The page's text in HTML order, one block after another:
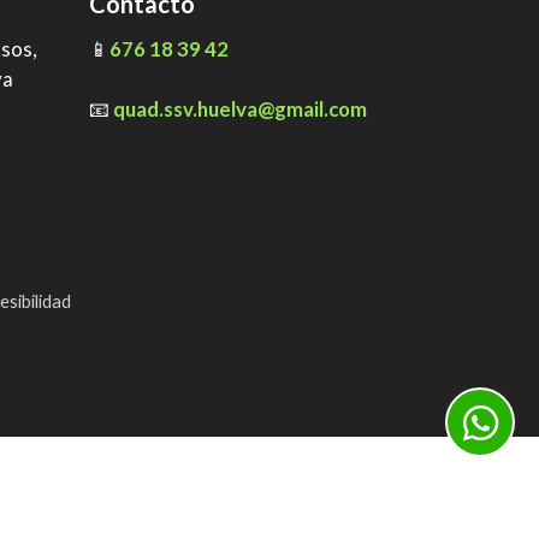
📱 676 18 39 42
📧 quad.ssv.huelva@gmail.com